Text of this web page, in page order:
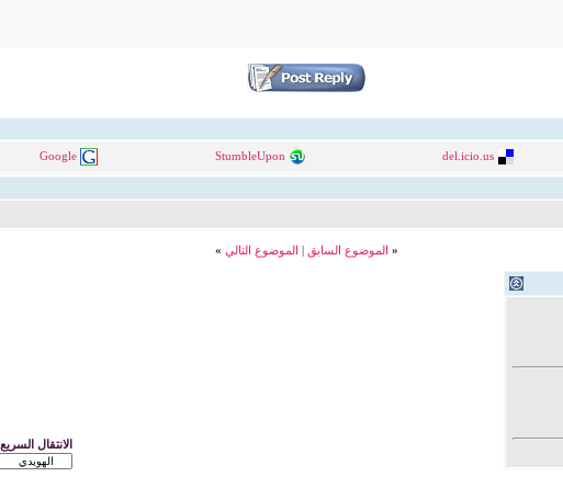
del.icio.us
StumbleUpon
Google
« الموضوع السابق | الموضوع التالي »
الانتقال السريع